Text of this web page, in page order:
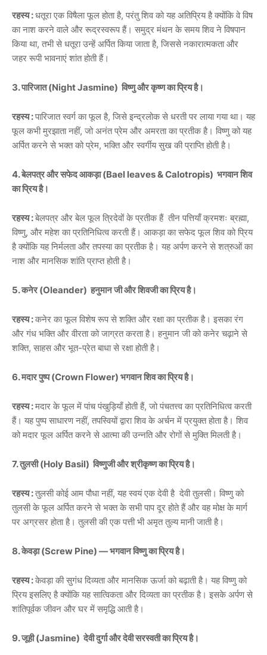
रहस्य :धतूरा एक विषैला फूल होता है, परंतु शिव को यह अतिप्रिय है क्योंकि वे विष
का नाश करने वाले और रूद्रस्वरूप हैं। समुद्र मंथन के समय शिव ने विषपान
किया था, तभी से धतूरा उन्हें अर्पित किया जाता है, जिससे नकारात्मकता और
जहर रूपी भावनाएं शांत होती हैं।
3. पारिजात (Night Jasmine) विष्णु और कृष्ण का प्रिय है।
रहस्य :पारिजात स्वर्ग का फूल है, जिसे इन्द्रलोक से धरती पर लाया गया था। यह
फूल कभी मुरझाता नहीं, जो अनंत प्रेम और अमरता का प्रतीक है। विष्णु को यह
अर्पित करने से भक्त को प्रेम, भक्ति और स्वर्गीय सुख की प्राप्ति होती है।
4. बेलपत्र और सफेद आकड़ा (Bael leaves & Calotropis) भगवान शिव
का प्रिय है।
रहस्य :बेलपत्र और बेल फूल त्रिदेवों के प्रतीक हैं तीन पत्तियाँ क्रमशः ब्रह्मा,
विष्णु, और महेश का प्रतिनिधित्व करती हैं। आकड़ा का सफेद फूल शिव को प्रिय
है क्योंकि यह निर्मलता और तपस्या का प्रतीक है। यह अर्पण करने से शत्रुओं का
नाश और मानसिक शांति प्राप्त होती है।
5. कनेर (Oleander) हनुमान जी और शिवजी का प्रिय है।
रहस्य :कनेर का फूल विशेष रूप से शक्ति और रक्षा का प्रतीक है। इसका रंग
और गंध भक्ति और वीरता को जाग्रत करता है। हनुमान जी को कनेर चढ़ाने से
शक्ति, साहस और भूत-प्रेत बाधा से रक्षा होती है।
6. मदार पुष्प (Crown Flower) भगवान शिव का प्रिय है।
रहस्य :मदार के फूल में पांच पंखुड़ियाँ होती हैं, जो पंचतत्त्व का प्रतिनिधित्व करती
हैं। यह पुष्प साधारण नहीं, तपस्वियों द्वारा शिव के अर्चन में प्रयुक्त होता है। शिव
को मदार फूल अर्पित करने से आत्मा की उन्नति और रोगों से मुक्ति मिलती है।
7. तुलसी (Holy Basil) विष्णुजी और श्रीकृष्ण का प्रिय है।
रहस्य :तुलसी कोई आम पौधा नहीं, यह स्वयं एक देवी है देवी तुलसी। विष्णु को
तुलसी के फूल अर्पित करने से भक्त के सभी पाप दूर होते हैं और वह मोक्ष के मार्ग
पर अग्रसर होता है। तुलसी की एक पत्ती भी अमृत तुल्य मानी जाती है।
8. केवड़ा (Screw Pine) — भगवान विष्णु का प्रिय है।
रहस्य :केवड़ा की सुगंध दिव्यता और मानसिक ऊर्जा को बढ़ाती है। यह विष्णु को
प्रिय इसलिए है क्योंकि यह सात्विकता और दिव्यता का प्रतीक है। इसके अर्पण से
शांतिपूर्वक जीवन और घर में समृद्धि आती है।
9. जूही (Jasmine) देवी दुर्गा और देवी सरस्वती का प्रिय है।